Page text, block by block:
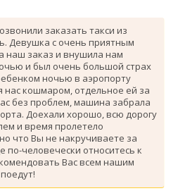
заказать такси из
Девушка с очень приятным
наш заказ и внушила нам
и был очень большой страх
ночью в аэропорту
нас кошмаром, отдельное ей за
без проблем, машина забрала
Доехали хорошо, всю дорогу
и время пролетело
что Вы не накручиваете за
человечески относитесь к
Вас всем нашим